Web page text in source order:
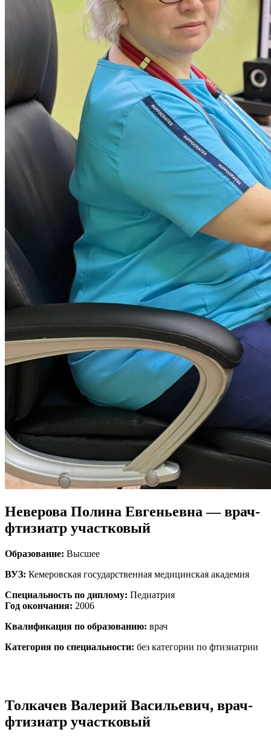
Неверова Полина Евгеньевна — врач-
фтизиатр участковый
Образование: Высшее
ВУЗ: Кемеровская государственная медицинская академия
Специальность по диплому: Педиатрия
Год окончания: 2006
Квалификация по образованию: врач
Категория по специальности: без категории по фтизиатрии
Толкачев Валерий Васильевич, врач-
фтизиатр участковый